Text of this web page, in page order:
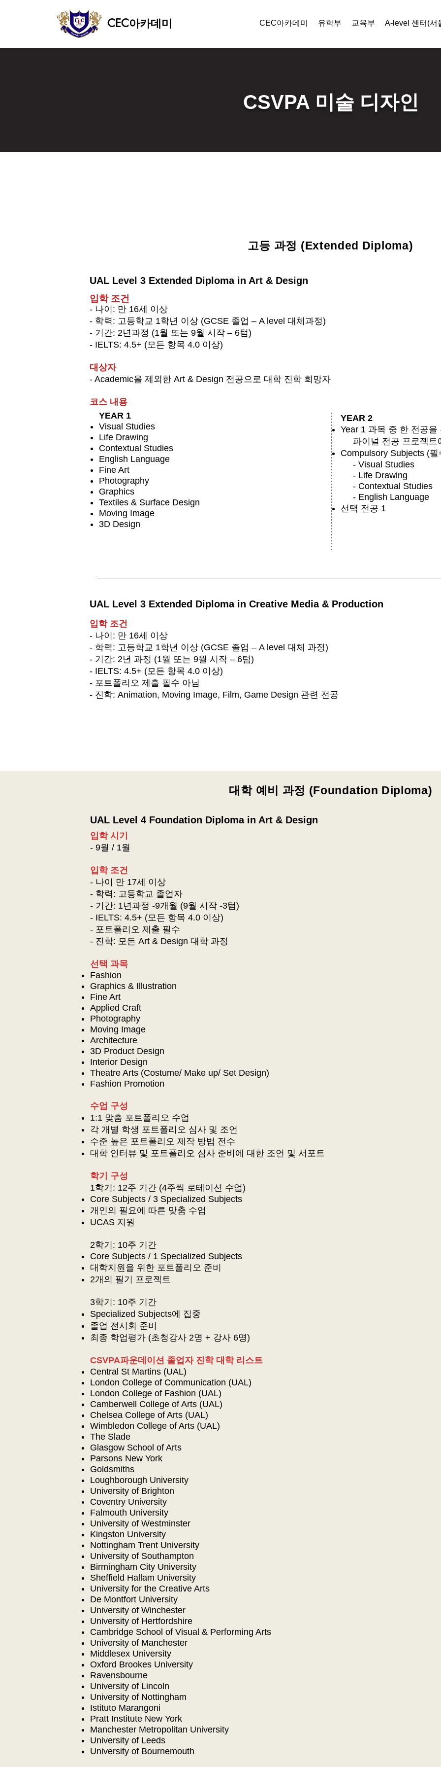
CEC아카데미 CEC아카데미 유학부 교육부 A-level 센터(서
CSVPA 미술 디자인
고등 과정 (Extended Diploma)
UAL Level 3 Extended Diploma in Art & Design
​입학 조건
- 나이: 만 16세 이상
- 학력: 고등학교 1학년 이상 (GCSE 졸업 – A level 대체과정)
- 기간: 2년과정 (1월 또는 9월 시작 – 6텀)
- IELTS: 4.5+ (모든 항목 4.0 이상)
대상자
- Academic을 제외한 Art & Design 전공으로 대학 진학 희망자
​코스 내용
YEAR 1
Visual Studies
Life Drawing
Contextual Studies
English Language
Fine Art
Photography
Graphics
Textiles & Surface Design
Moving Image
3D Design
YEAR 2
Year 1 과목 중 한 전공을
파이널 전공 프로젝트
Compulsory Subjects (필
- Visual Studies
- Life Drawing
- Contextual Studies
- English Language
선택 전공 1
UAL Level 3 Extended Diploma in Creative Media & Production
입학 조건
- 나이: 만 16세 이상
- 학력: 고등학교 1학년 이상 (GCSE 졸업 – A level 대체 과정)
- 기간: 2년 과정 (1월 또는 9월 시작 – 6텀)
- IELTS: 4.5+ (모든 항목 4.0 이상)
- 포트폴리오 제출 필수 아님
- 진학: Animation, Moving Image, Film, Game Design 관련 전공
대학 예비 과정 (Foundation Diploma)
UAL Level 4 Foundation Diploma in Art & Design
입학 시기
- 9월 / 1월
​입학 조건
- 나이 만 17세 이상
- 학력: 고등학교 졸업자
- 기간: 1년과정 -9개월 (9월 시작 -3텀)
- IELTS: 4.5+ (모든 항목 4.0 이상)
- 포트폴리오 제출 필수
- 진학: 모든 Art & Design 대학 과정
​선택 과목
Fashion
Graphics & Illustration
Fine Art
Applied Craft
Photography
Moving Image
Architecture
3D Product Design
Interior Design
Theatre Arts (Costume/ Make up/ Set Design)
Fashion Promotion
수업 구성
1:1 맞춤 포트폴리오 수업
각 개별 학생 포트폴리오 심사 및 조언
수준 높은 포트폴리오 제작 방법 전수
대학 인터뷰 및 포트폴리오 심사 준비에 대한 조언 및 서포트
​학기 구성
1학기: 12주 기간 (4주씩 로테이션 수업)
Core Subjects / 3 Specialized Subjects
개인의 필요에 따른 맞춤 수업
UCAS 지원
2학기: 10주 기간
Core Subjects / 1 Specialized Subjects
대학지원을 위한 포트폴리오 준비
2개의 필기 프로젝트
3학기: 10주 기간
Specialized Subjects에 집중
졸업 전시회 준비
최종 학업평가 (초청강사 2명 + 강사 6명)
CSVPA파운데이션 졸업자 진학 대학 리스트
Central St Martins (UAL)
London College of Communication (UAL)
London College of Fashion (UAL)
Camberwell College of Arts (UAL)
Chelsea College of Arts (UAL)
Wimbledon College of Arts (UAL)
The Slade
Glasgow School of Arts
Parsons New York
Goldsmiths
Loughborough University
University of Brighton
Coventry University
Falmouth University
University of Westminster
Kingston University
Nottingham Trent University
University of Southampton
Birmingham City University
Sheffield Hallam University
University for the Creative Arts
De Montfort University
University of Winchester
University of Hertfordshire
Cambridge School of Visual & Performing Arts
University of Manchester
Middlesex University
Oxford Brookes University
Ravensbourne
University of Lincoln
University of Nottingham
Istituto Marangoni
Pratt Institute New York
Manchester Metropolitan University
University of Leeds
University of Bournemouth